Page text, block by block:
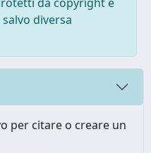
diversa
per citare o creare un